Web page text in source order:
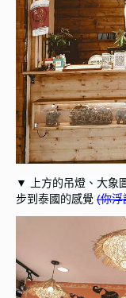
▼ 上方的吊燈、大象
步到泰國的感覺 (你浮